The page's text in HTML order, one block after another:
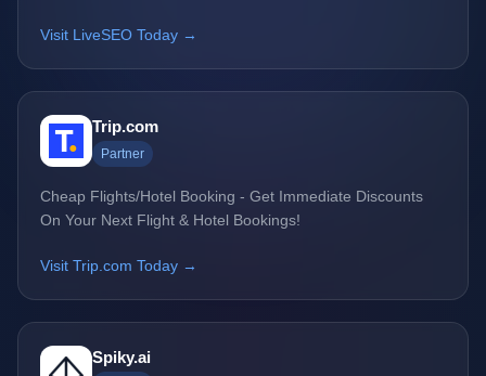
Visit LiveSEO Today →
Trip.com
Partner
Cheap Flights/Hotel Booking - Get Immediate Discounts
On Your Next Flight & Hotel Bookings!
Visit Trip.com Today →
Spiky.ai